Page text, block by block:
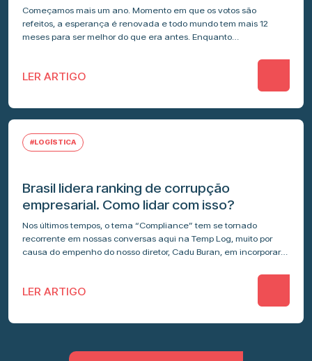
Começamos mais um ano. Momento em que os votos são
refeitos, a esperança é renovada e todo mundo tem mais 12
meses para ser melhor do que era antes. Enquanto…
LER ARTIGO
#LOGÍSTICA
Brasil lidera ranking de corrupção
empresarial. Como lidar com isso?
Nos últimos tempos, o tema “Compliance” tem se tornado
recorrente em nossas conversas aqui na Temp Log, muito por
causa do empenho do nosso diretor, Cadu Buran, em incorporar
LER ARTIGO